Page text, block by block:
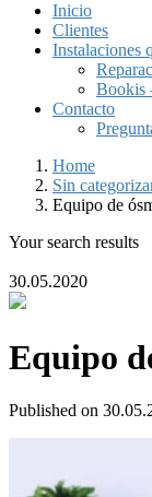
Inicio
Clientes
Instalaciones
Bookis
Contacto
Home
Sin
Equipo de
Your search results
30.05.2020
Equipo
Published on